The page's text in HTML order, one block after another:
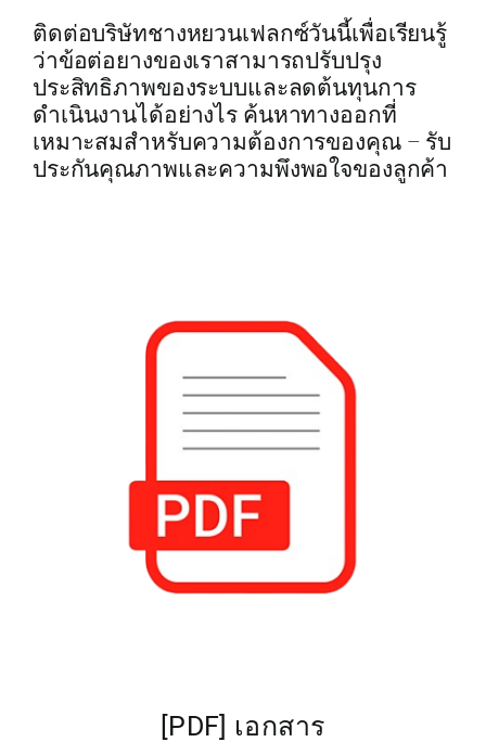
ติดต่อบริษัทชางหยวนเฟลกซ์วันนี้เพื่อเรียนรู้
ว่าข้อต่อยางของเราสามารถปรับปรุง
ประสิทธิภาพของระบบและลดต้นทุนการ
ดำเนินงานได้อย่างไร ค้นหาทางออกที่
เหมาะสมสำหรับความต้องการของคุณ – รับ
ประกันคุณภาพและความพึงพอใจของลูกค้า
[PDF] เอกสาร